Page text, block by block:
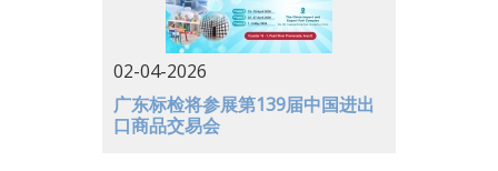
02-04-2026
广东标检将参展第139届中国进出
口商品交易会